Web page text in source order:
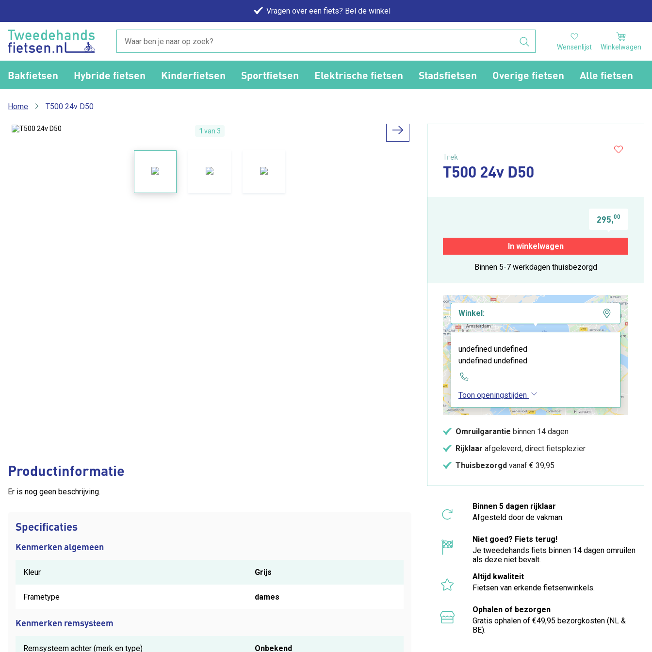
Vragen over een fiets? Bel de winkel
Wensenlijst Winkelwagen
Bakfietsen Hybride fietsen Kinderfietsen Sportfietsen Elektrische fietsen Stadsfietsen Overige fietsen Alle fietsen
Home T500 24v D50
1 van 3
Productinformatie
Er is nog geen beschrijving.
Specificaties
Kenmerken algemeen
Kleur Grijs
Frametype dames
Kenmerken remsysteem
Remsysteem achter (merk en type) Onbekend
Trek
T500 24v D50
295,00
In winkelwagen
Binnen 5-7 werkdagen thuisbezorgd
Winkel:
undefined undefined
undefined undefined
Toon openingstijden
Omruilgarantie binnen 14 dagen
Rijklaar afgeleverd, direct fietsplezier
Thuisbezorgd vanaf € 39,95
Binnen 5 dagen rijklaar
Afgesteld door de vakman.
Niet goed? Fiets terug!
Je tweedehands fiets binnen 14 dagen omruilen
als deze niet bevalt.
Altijd kwaliteit
Fietsen van erkende fietsenwinkels.
Ophalen of bezorgen
Gratis ophalen of €49,95 bezorgkosten (NL &
BE).